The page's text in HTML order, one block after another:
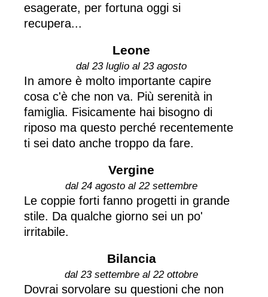
esagerate, per fortuna oggi si
recupera...
Leone
dal 23 luglio al 23 agosto
In amore è molto importante capire
cosa c'è che non va. Più serenità in
famiglia. Fisicamente hai bisogno di
riposo ma questo perché recentemente
ti sei dato anche troppo da fare.
Vergine
dal 24 agosto al 22 settembre
Le coppie forti fanno progetti in grande
stile. Da qualche giorno sei un po'
irritabile.
Bilancia
dal 23 settembre al 22 ottobre
Dovrai sorvolare su questioni che non